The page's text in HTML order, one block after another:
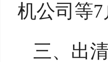
机公司等7
三、出